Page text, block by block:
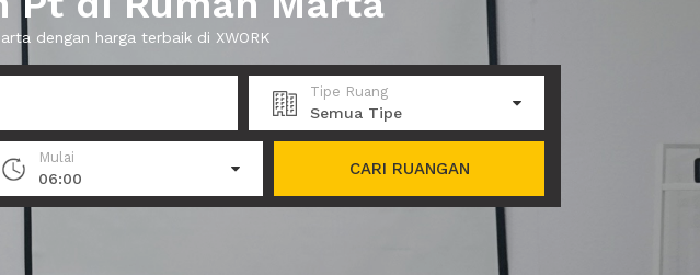
dengan harga terbaik di XWORK
Tipe Ruang
Semua Tipe
Mulai
06:00
CARI RUANGAN